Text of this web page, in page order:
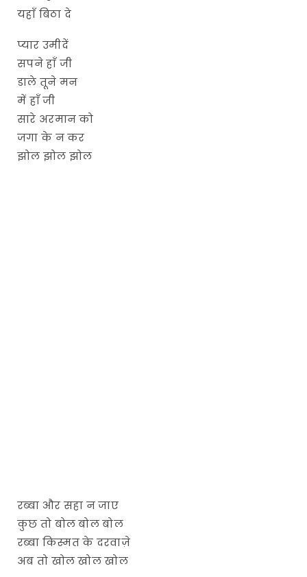
यहाँ बिठा दे
प्यार उमीदें
सपने हाँ जी
डाले तूने मन
में हाँ जी
सारे अरमान को
जगा के न कर
झोल झोल झोल
रब्बा और सहा न जाए
कुछ तो बोल बोल बोल
रब्बा किस्मत के दरवाज़े
अब तो खोल खोल खोल